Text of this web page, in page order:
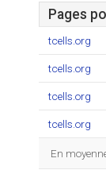
Pages
tcells.org
tcells.org
tcells.org
tcells.org
En